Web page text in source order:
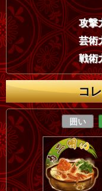
攻撃
芸術
戦術
コ
囲い